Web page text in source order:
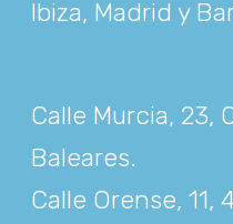
Ibiza, Madrid y
Calle Murcia, 23,
Baleares.
Calle Orense, 11,